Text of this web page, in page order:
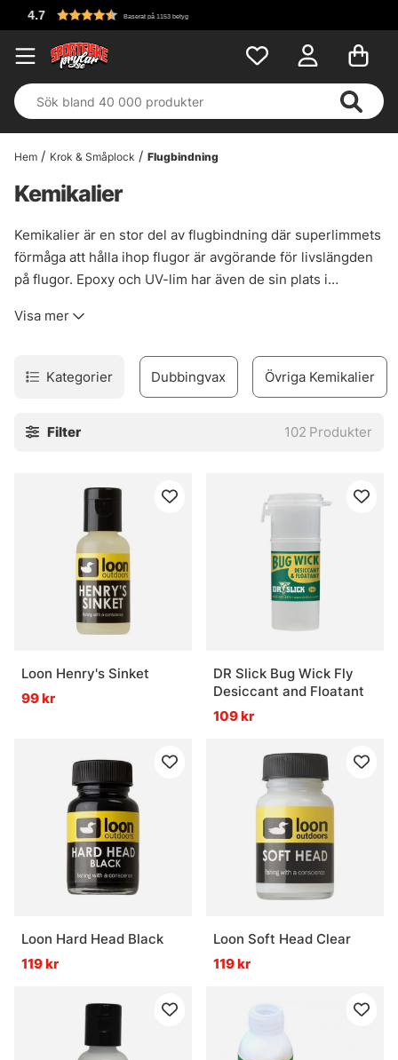
Hem Krok & Småplock Flugbindning
Kemikalier
Kemikalier är en stor del av flugbindning där superlimmets
förmåga att hålla ihop flugor är avgörande för livslängden
på flugor. Epoxy och UV-lim har även de sin plats i
gäddflugor och UV-lim som snabbt och säkert limmar ihop
torrflugespray eller dubbingvax till din flugbindning har du
ett stort sortiment att välja mellan i denna kategori.
Visa mer
Kategorier Dubbingvax Övriga Kemikalier
Filter 102 Produkter
Loon Henry's Sinket
99 kr
DR Slick Bug Wick Fly
Desiccant and Floatant
109 kr
Loon Hard Head Black
119 kr
Loon Soft Head Clear
119 kr